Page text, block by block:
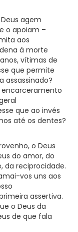
agem
o apoiam –
aos
à morte
vítimas de
que permite
assassinado?
encarceramento
que ao invés
até os dentes?
o Deus
do amor, do
da reciprocidade.
vos uns aos
assertiva.
o Deus da
de que fala